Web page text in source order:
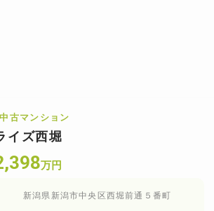
中古マンション
イズ西堀
万円
新潟県新潟市中央区西堀前通５番町